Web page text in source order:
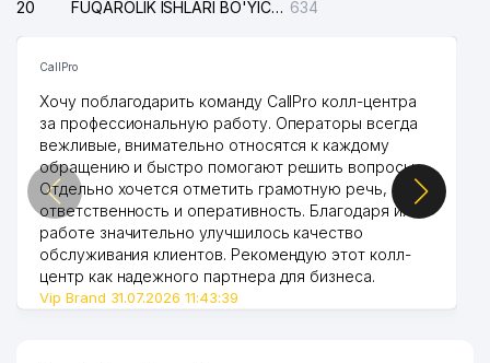
20
FUQAROLIK ISHLARI BO'YICHA UCH-TEPA TUMANI SUDI 634
CallPro
Хочу поблагодарить команду CallPro колл-центра
за профессиональную работу. Операторы всегда
вежливые, внимательно относятся к каждому
обращению и быстро помогают решить вопросы.
Отдельно хочется отметить грамотную речь,
ответственность и оперативность. Благодаря их
работе значительно улучшилось качество
обслуживания клиентов. Рекомендую этот колл-
центр как надежного партнера для бизнеса.
Vip Brand 31.07.2026 11:43:39